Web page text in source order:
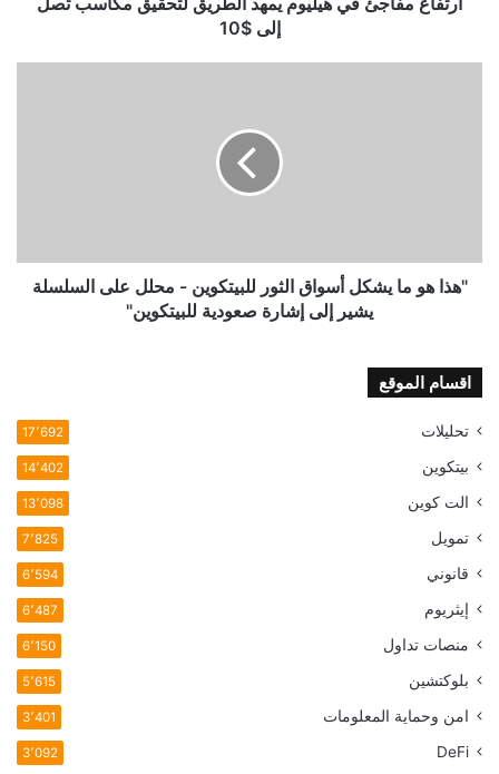
إلى $10
محلل
على
إشارة
صعودية
للبيتكوين"
"هذا هو ما يشكل أسواق الثور للبيتكوين - محلل على السلسلة
يشير إلى إشارة صعودية للبيتكوين"
اقسام الموقع
تحليلات 17٬692
بيتكوين 14٬402
الت كوين 13٬098
تمويل 7٬825
قانوني 6٬594
إيثريوم 6٬487
منصات تداول 6٬150
بلوكتشين 5٬615
امن وحماية المعلومات 3٬401
DeFi 3٬092